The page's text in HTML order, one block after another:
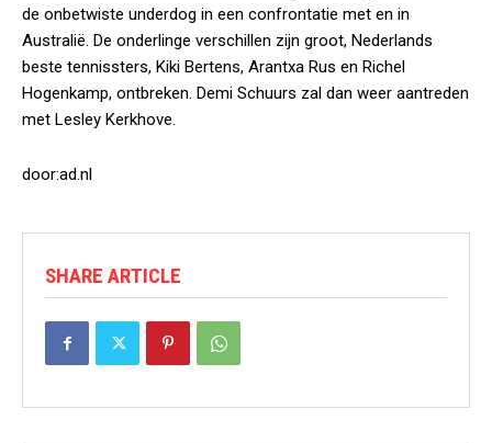
de onbetwiste underdog in een confrontatie met en in
Australië. De onderlinge verschillen zijn groot, Nederlands
beste tennissters, Kiki Bertens, Arantxa Rus en Richel
Hogenkamp, ontbreken. Demi Schuurs zal dan weer aantreden
met Lesley Kerkhove.
door:ad.nl
SHARE ARTICLE